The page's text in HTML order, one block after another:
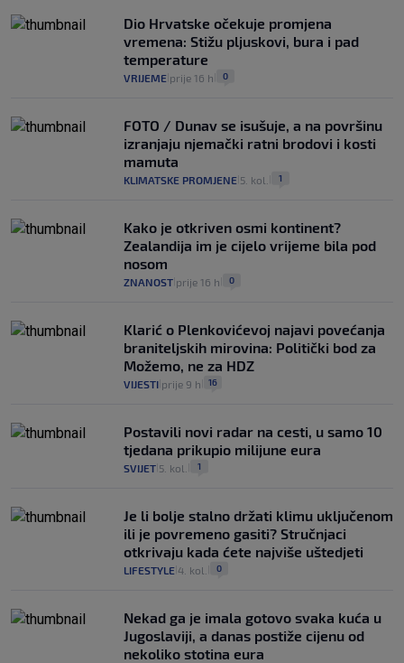
Dio Hrvatske očekuje promjena
vremena: Stižu pljuskovi, bura i pad
temperature
VRIJEME prije 16 h 0
FOTO / Dunav se isušuje, a na površinu
izranjaju njemački ratni brodovi i kosti
mamuta
KLIMATSKE PROMJENE 5. kol. 1
Kako je otkriven osmi kontinent?
Zealandija im je cijelo vrijeme bila pod
nosom
ZNANOST prije 16 h 0
Klarić o Plenkovićevoj najavi povećanja
braniteljskih mirovina: Politički bod za
Možemo, ne za HDZ
VIJESTI prije 9 h 16
Postavili novi radar na cesti, u samo 10
tjedana prikupio milijune eura
SVIJET 5. kol. 1
Je li bolje stalno držati klimu uključenom
ili je povremeno gasiti? Stručnjaci
otkrivaju kada ćete najviše uštedjeti
LIFESTYLE 4. kol. 0
Nekad ga je imala gotovo svaka kuća u
Jugoslaviji, a danas postiže cijenu od
nekoliko stotina eura